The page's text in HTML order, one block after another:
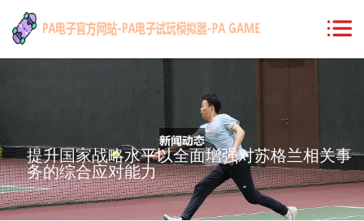
提升国家战略水平以全面增强对苏格兰相关事
务的综合应对能力